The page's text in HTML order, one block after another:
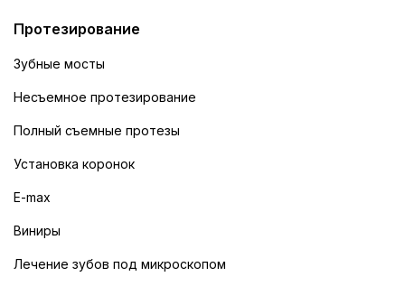
Протезирование
Зубные мосты
Несъемное протезирование
Полный съемные протезы
Установка коронок
E-max
Виниры
Лечение зубов под микроскопом